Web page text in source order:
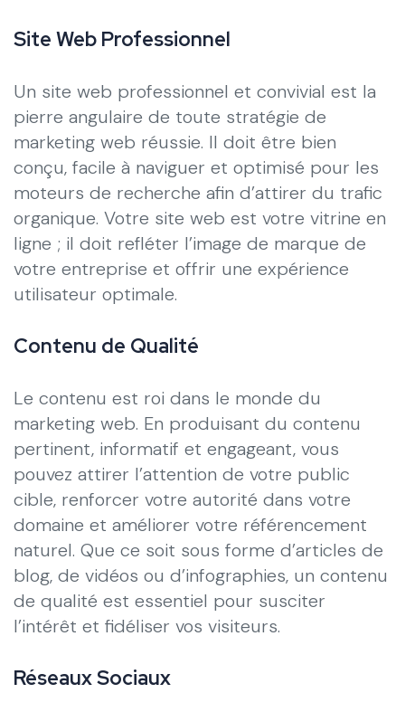
Site Web Professionnel
Un site web professionnel et convivial est la
pierre angulaire de toute stratégie de
marketing web réussie. Il doit être bien
conçu, facile à naviguer et optimisé pour les
moteurs de recherche afin d’attirer du trafic
organique. Votre site web est votre vitrine en
ligne ; il doit refléter l’image de marque de
votre entreprise et offrir une expérience
utilisateur optimale.
Contenu de Qualité
Le contenu est roi dans le monde du
marketing web. En produisant du contenu
pertinent, informatif et engageant, vous
pouvez attirer l’attention de votre public
cible, renforcer votre autorité dans votre
domaine et améliorer votre référencement
naturel. Que ce soit sous forme d’articles de
blog, de vidéos ou d’infographies, un contenu
de qualité est essentiel pour susciter
l’intérêt et fidéliser vos visiteurs.
Réseaux Sociaux